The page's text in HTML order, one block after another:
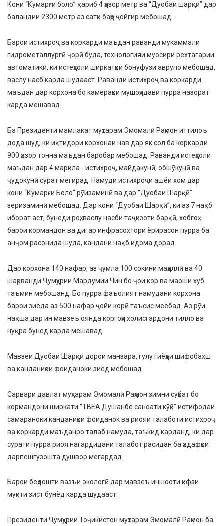
Кони “Кумарғи боло” қариб 4 ҳазор метр ва “Дуобаи шарқӣ” дар
баландии 2300 метр аз сатҳи баҳр ҷойгир мебошад.
Барои истихроҷ ва коркарди маъдан раванди мукаммали
гидрометаллургӣ ҷорӣ буда, технологияи муосири рехтагарии
автоматикӣ, ки истеҳсоли ширкатҳои бонуфӯзи аврупо мебошад,
васлу насб карда шудааст. Раванди истихроҷ ва коркарди
маъдан дар корхона бо камераҳои мушоҳидавӣ пурра назорат
карда мешавад.
Ба Президенти мамлакат муҳтарам Эмомалӣ Раҳмон иттилоъ
дода шуд, ки иқтидори корхонаи нав дар як сол ба коркарди
900 ҳазор тонна маъдан баробар мебошад. Раванди истеҳсоли
маъдан дар 4 марҳила - истихроҷ, майдакунӣ, обшӯкунӣ ва
ҷудокунӣ сурат мегирад. Намуди истихроҷи ашёи хом дар
кони “Кумарғи Боло” рӯизаминӣ ва дар “Дуобаи Шарқӣ”
зеризаминӣ мебошад. Дар кони “Дуобаи Шарқӣ”, ки аз 7 нақб
иборат аст, бунёди роҳ, васлу насби таҷҳизоти барқӣ, хобгоҳ
барои кормандон ва дигар инфрасохтори ёрирасон пурра ба
анҷом расонида шуда, кандани нақб идома дорад.
Дар корхона 140 нафар, аз ҷумла 100 сокини маҳаллӣ ва 40
шаҳрванди Ҷумҳурии Мардумии Чин бо ҷои кор ва маоши хуб
таъмин мебошанд. Бо пурра фаъолият намудани корхона
барои зиëда аз 500 нафар ҷойи корӣ таъсис меёбад. Аз рӯи
нақша дар ин мавзеъ оянда коргоҳи холисгардони тилло ва
нуқра бунёд карда мешавад.
Мавзеи Дуобаи Шарқӣ дорои манзара, гулу гиёҳҳои шифобахш
ва канданиҳои фоиданоки зиёд мебошад.
Сарвари давлат муҳтарам Эмомалӣ Раҳмон зимни суҳбат бо
кормандони ширкати “ТВЕА Душанбе саноати кӯҳӣ” истифодаи
самараноки канданиҳои фоиданок ва риояи талаботи истихроҷ
ва коркарди маъданро талаб намуда, таъкид карданд, ки дар
сурати пурра риоя нагардидани талабот расидан ба ҳадафҳои
дарпешгузошта душвор мегардад.
Барои беҳдошти вазъи экологӣ дар мавзеъ иншооти ҳифзи
муҳити зист бунёд карда шудааст.
Президенти Ҷумҳурии Тоҷикистон муҳтарам Эмомалӣ Раҳмон ба